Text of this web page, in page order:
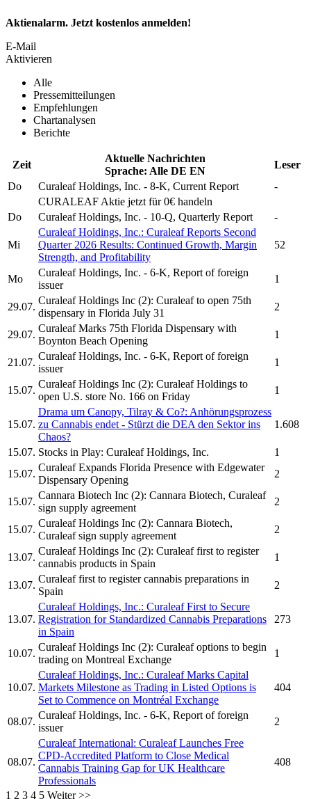
Aktienalarm. Jetzt kostenlos anmelden!
E-Mail
Aktivieren
Alle
Pressemitteilungen
Empfehlungen
Chartanalysen
Berichte
Zeit
Aktuelle Nachrichten
Sprache: Alle DE EN
Leser
Do
Curaleaf Holdings, Inc. - 8-K, Current Report
-
CURALEAF Aktie jetzt für 0€ handeln
Do
Curaleaf Holdings, Inc. - 10-Q, Quarterly Report -
Mi
Curaleaf Holdings, Inc.: CuraleafReports Second
Quarter 2026 Results: Continued Growth, Margin
Strength, and Profitability
52
Mo
Curaleaf Holdings, Inc. - 6-K, Report of foreign
issuer
1
29.07.
Curaleaf Holdings Inc (2): Curaleafto open 75th
dispensary in Florida July 31
2
29.07.
CuraleafMarks 75th Florida Dispensary with
Boynton Beach Opening
1
21.07.
Curaleaf Holdings, Inc. - 6-K, Report of foreign
issuer
1
15.07.
Curaleaf Holdings Inc (2): Curaleaf Holdings to
open U.S. store No. 166 on Friday
1
15.07.
Drama um Canopy, Tilray & Co?: Anhörungsprozess
zu Cannabis endet - Stürzt die DEA den Sektor ins
Chaos?
1.608
15.07. Stocks in Play: Curaleaf Holdings, Inc.
1
15.07.
CuraleafExpands Florida Presence with Edgewater
Dispensary Opening
2
15.07.
Cannara Biotech Inc (2): Cannara Biotech, Curaleaf
sign supply agreement
2
15.07.
Curaleaf Holdings Inc (2): Cannara Biotech,
Curaleafsign supply agreement
2
13.07.
Curaleaf Holdings Inc (2): Curaleaffirst to register
cannabis products in Spain
1
13.07.
Curaleaffirst to register cannabis preparations in
Spain
2
13.07.
Curaleaf Holdings, Inc.: CuraleafFirst to Secure
Registration for Standardized Cannabis Preparations
in Spain
273
10.07.
Curaleaf Holdings Inc (2): Curaleafoptions to begin
trading on Montreal Exchange
1
10.07.
Curaleaf Holdings, Inc.: CuraleafMarks Capital
Markets Milestone as Trading in Listed Options is
Set to Commence on Montréal Exchange
404
08.07.
Curaleaf Holdings, Inc. - 6-K, Report of foreign
issuer
2
08.07.
CuraleafInternational: CuraleafLaunches Free
CPD-Accredited Platform to Close Medical
Cannabis Training Gap for UK Healthcare
Professionals
408
1 2 3 4 5 Weiter >>